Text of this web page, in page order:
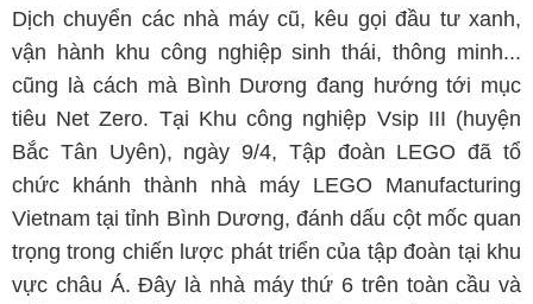
Dịch chuyển các nhà máy cũ, kêu gọi đầu tư xanh,
vận hành khu công nghiệp sinh thái, thông minh...
cũng là cách mà Bình Dương đang hướng tới mục
tiêu Net Zero. Tại Khu công nghiệp Vsip III (huyện
Bắc Tân Uyên), ngày 9/4, Tập đoàn LEGO đã tổ
chức khánh thành nhà máy LEGO Manufacturing
Vietnam tại tỉnh Bình Dương, đánh dấu cột mốc quan
trọng trong chiến lược phát triển của tập đoàn tại khu
vực châu Á. Đây là nhà máy thứ 6 trên toàn cầu và